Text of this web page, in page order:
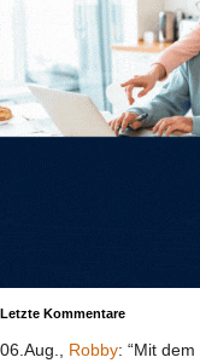
Letzte Kommentare
06.Aug., Robby: “Mit